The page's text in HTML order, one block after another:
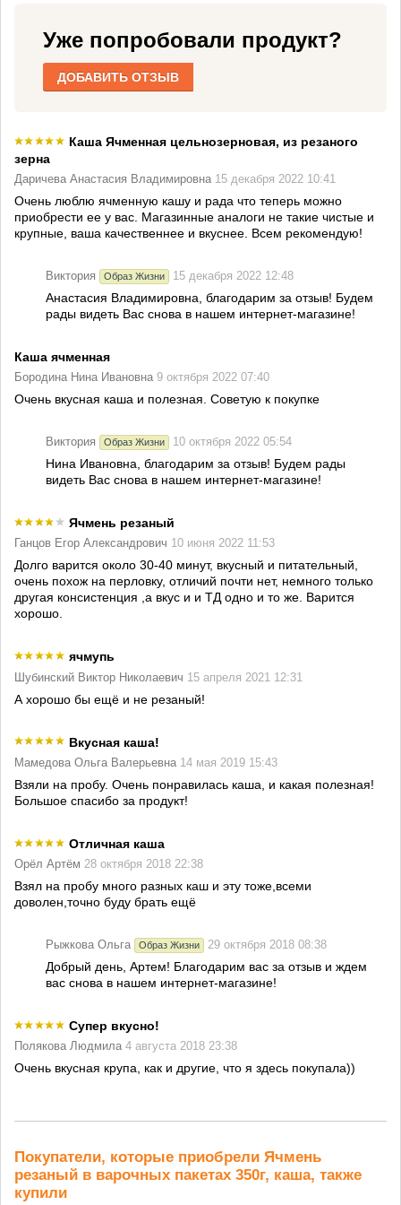
Уже попробовали продукт?
ДОБАВИТЬ ОТЗЫВ
Каша Ячменная цельнозерновая, из резаного
зерна
Даричева Анастасия Владимировна 15 декабря 2022 10:41
Очень люблю ячменную кашу и рада что теперь можно
приобрести ее у вас. Магазинные аналоги не такие чистые и
крупные, ваша качественнее и вкуснее. Всем рекомендую!
Виктория Образ Жизни 15 декабря 2022 12:48
Анастасия Владимировна, благодарим за отзыв! Будем
рады видеть Вас снова в нашем интернет-магазине!
Каша ячменная
Бородина Нина Ивановна 9 октября 2022 07:40
Очень вкусная каша и полезная. Советую к покупке
Виктория Образ Жизни 10 октября 2022 05:54
Нина Ивановна, благодарим за отзыв! Будем рады
видеть Вас снова в нашем интернет-магазине!
Ячмень резаный
Ганцов Егор Александрович 10 июня 2022 11:53
Долго варится около 30-40 минут, вкусный и питательный,
очень похож на перловку, отличий почти нет, немного только
другая консистенция ,а вкус и и ТД одно и то же. Варится
хорошо.
ячмупь
Шубинский Виктор Николаевич 15 апреля 2021 12:31
А хорошо бы ещё и не резаный!
Вкусная каша!
Мамедова Ольга Валерьевна 14 мая 2019 15:43
Взяли на пробу. Очень понравилась каша, и какая полезная!
Большое спасибо за продукт!
Отличная каша
Орёл Артём 28 октября 2018 22:38
Взял на пробу много разных каш и эту тоже,всеми
доволен,точно буду брать ещё
Рыжкова Ольга Образ Жизни 29 октября 2018 08:38
Добрый день, Артем! Благодарим вас за отзыв и ждем
вас снова в нашем интернет-магазине!
Супер вкусно!
Полякова Людмила 4 августа 2018 23:38
Очень вкусная крупа, как и другие, что я здесь покупала))
Покупатели, которые приобрели Ячмень
резаный в варочных пакетах 350г, каша, также
купили